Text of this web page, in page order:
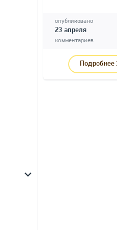
опубликовано
23 апреля
комментариев
Подробнее